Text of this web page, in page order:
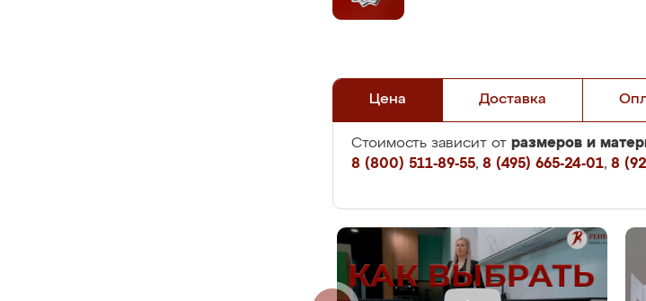
Цена Доставка
Стоимость зависит от размеров и
8 (800) 511-89-55, 8 (495) 665-24-01, 8